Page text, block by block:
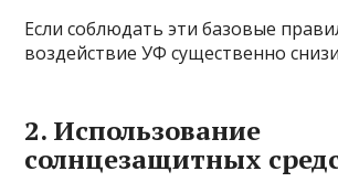
Если соблюдать эти базовые
воздействие УФ существенно
2. Использование
солнцезащитных